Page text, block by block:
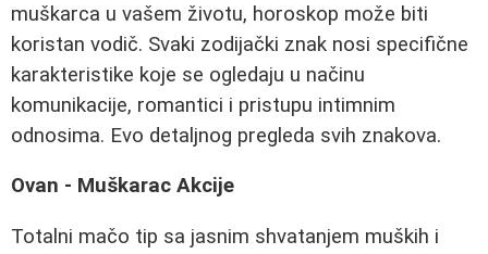
muškarca u vašem životu, horoskop može biti
koristan vodič. Svaki zodijački znak nosi specifične
karakteristike koje se ogledaju u načinu
komunikacije, romantici i pristupu intimnim
odnosima. Evo detaljnog pregleda svih znakova.
Ovan - Muškarac Akcije
Totalni mačo tip sa jasnim shvatanjem muških i